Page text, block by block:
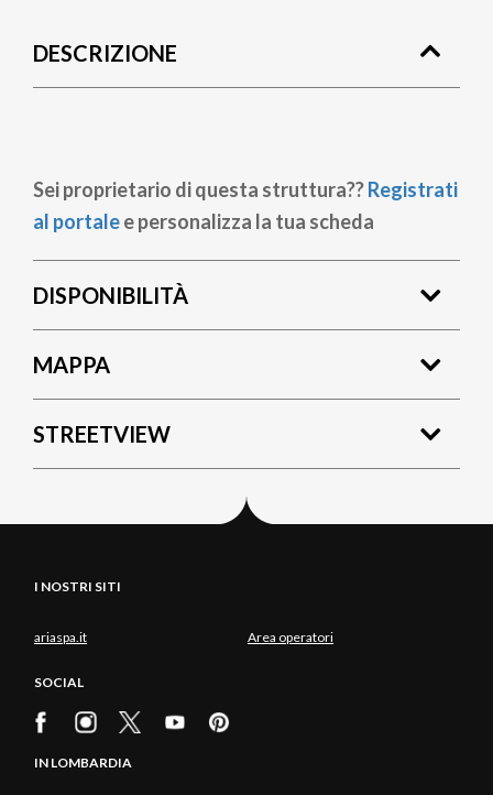
pane
DESCRIZIONE
Sei proprietario di questa struttura??Registrati
al portalee personalizza la tua scheda
DISPONIBILITÀ
MAPPA
STREETVIEW
I NOSTRI SITI
ariaspa.it Area operatori
SOCIAL
IN LOMBARDIA